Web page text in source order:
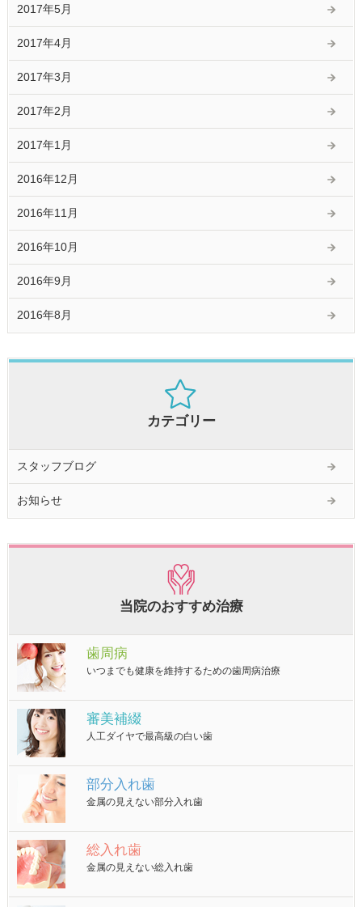
2017年5月
2017年4月
2017年3月
2017年2月
2017年1月
2016年12月
2016年11月
2016年10月
2016年9月
2016年8月
カテゴリー
スタッフブログ
お知らせ
当院のおすすめ治療
歯周病
いつまでも健康を維持するための歯周病治療
審美補綴
人工ダイヤで最高級の白い歯
部分入れ歯
金属の見えない部分入れ歯
総入れ歯
金属の見えない総入れ歯